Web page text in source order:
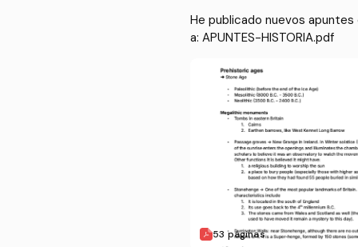
He publicado nuevos apuntes
a: APUNTES-HISTORIA.pdf
53 páginas